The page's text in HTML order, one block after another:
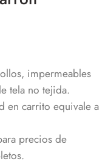
impermeables
tela no tejida.
en carrito equivale a
precios de